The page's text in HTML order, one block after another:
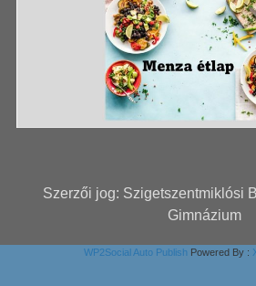
Szerzői jog: Szigetszentmiklósi
Gimnázium
WP2Social Auto Publish Powered By :